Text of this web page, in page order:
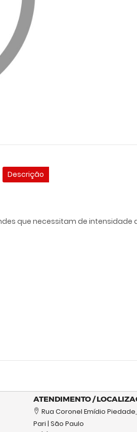
Descrição
que necessitam de intensidade
ATENDIMENTO /
Rua Coronel Emídio
Pari | São Paulo